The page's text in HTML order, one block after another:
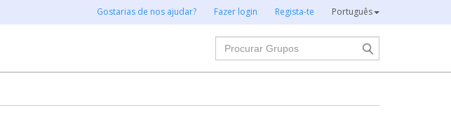
Gostarias de nos ajudar? Fazer login Regista-te Português
Procurar